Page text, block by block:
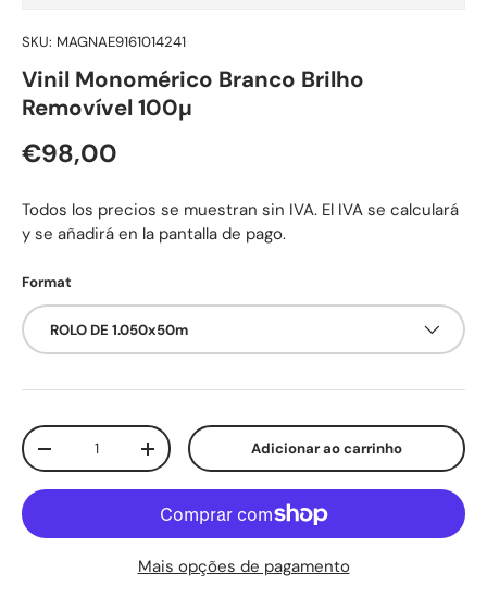
SKU: MAGNAE9161014241
Vinil Monomérico Branco Brilho
Removível 100µ
Preço normal
€98,00
Todos los precios se muestran sin IVA. El IVA se calculará
y se añadirá en la pantalla de pago.
Format
ROLO DE 1.050x50m
Qtd.
Diminuir quantidadeAumente a quantidadeAdicionar ao carrinho
Mais opções de pagamento